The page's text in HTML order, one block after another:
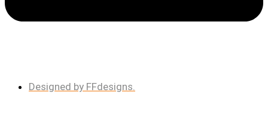
Designed by FFdesigns.